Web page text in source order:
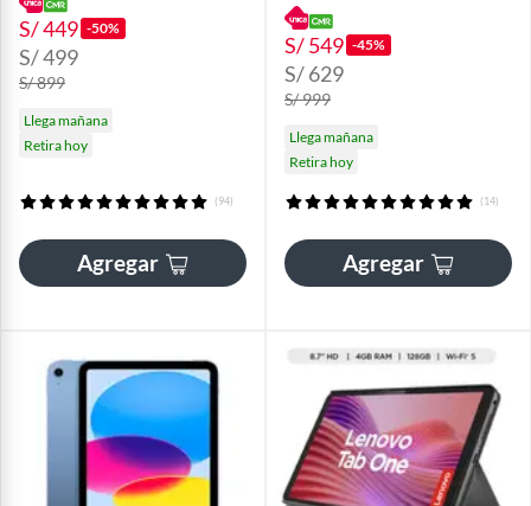
S/ 449 -50%
S/ 499
S/ 899
Llega mañana
Retira hoy
(94)
Agregar
S/ 549 -45%
S/ 629
S/ 999
Llega mañana
Retira hoy
(14)
Agregar